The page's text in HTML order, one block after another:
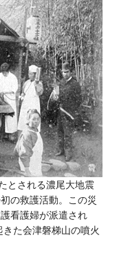
とされる濃尾大地震
の救護活動。この災
看護婦が派遣され
た会津磐梯山の噴火